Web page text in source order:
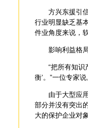
方兴东援引信
行业明显缺乏基
件业角度来说，
影响利益格局
“把所有知识产
衡’。”一位专家说
由于大型应用
部分并没有突出
大的保护企业对